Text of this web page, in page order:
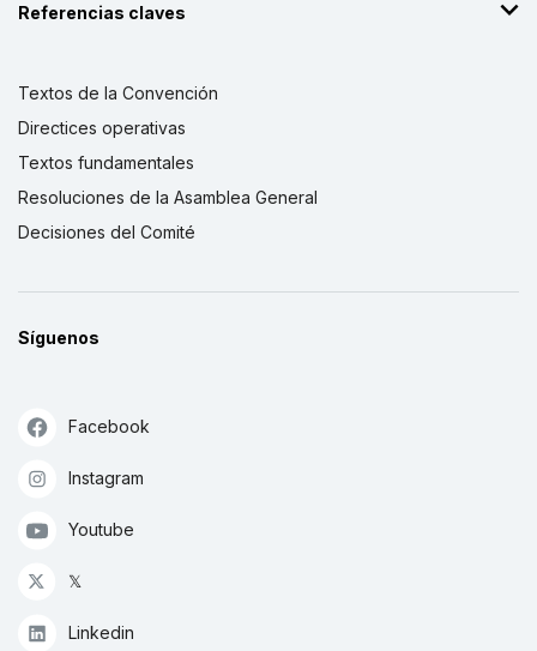
Referencias claves
Textos de la Convención
Directices operativas
Textos fundamentales
Resoluciones de la Asamblea General
Decisiones del Comité
Síguenos
Facebook
Instagram
Youtube
𝕏
Linkedin